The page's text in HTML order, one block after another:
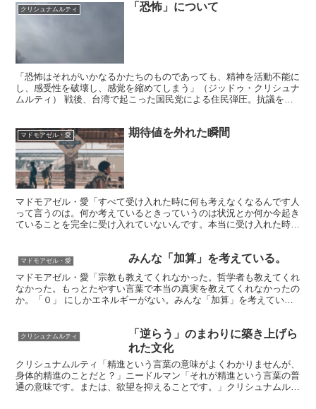
クリシュナムルティ 「恐怖」について
「恐怖はそれがいかなるかたちのものであっても、精神を活動不能に
し、感受性を破壊し、感覚を縮めてしまう」（ジッドゥ・クリシュナ
ムルティ） 戦後、台湾で起こった国民党による住民弾圧。抗議をす
マドモアゼル・愛 期待値を外れた瞬間
マドモアゼル・愛「すべて受け入れた時に何も考えなくなるんです人
って言うのは。何か考えているときっていうのは状況とか何か今起き
ていることを完全に受け入れていないんです。本当に受け入れた時に
マドモアゼル・愛 みんな「加算」を考えている。
マドモアゼル・愛「宗教も教えてくれなかった。哲学者も教えてくれ
なかった。もっとたやすい言葉で本当の真実を教えてくれなかったの
か。「０」 にしかエネルギーがない。みんな「加算」を考えてい
クリシュナムルティ
「逆らう」のまわりに築き上げら
れた文化
クリシュナムルティ「精進という言葉の意味がよくわかりませんが、
身体的精進のことだと？」ニードルマン「それが精進という言葉の普
通の意味です。または、欲望を抑えることです。」クリシュナムルテ